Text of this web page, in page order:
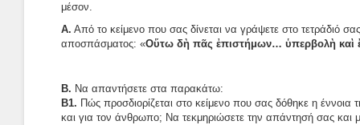
μέσον.
Α. Από το κείμενο που σας δίνεται να γράψετε στο τετράδιό
αποσπάσματος: «Οὕτω δὴ πᾶς ἐπιστήμων… ὑπερβολὴ καὶ
Β. Να απαντήσετε στα παρακάτω:
Β1. Πώς προσδιορίζεται στο κείμενο που σας δόθηκε η έννοια
και για τον άνθρωπο; Να τεκμηριώσετε την απάντησή σας και